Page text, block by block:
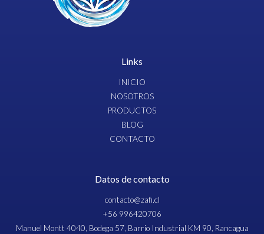
Links
INICIO
NOSOTROS
PRODUCTOS
BLOG
CONTACTO
Datos de contacto
contacto@zafi.cl
+56 996420706
Manuel Montt 4040, Bodega 57, Barrio Industrial KM 90, Rancagua